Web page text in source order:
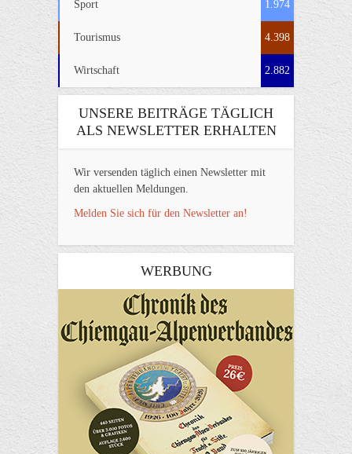
Sport 1.974
Tourismus 4.398
Wirtschaft 2.882
UNSERE BEITRÄGE TÄGLICH
ALS NEWSLETTER ERHALTEN
Wir versenden täglich einen Newsletter mit
den aktuellen Meldungen.
Melden Sie sich für den Newsletter an!
WERBUNG